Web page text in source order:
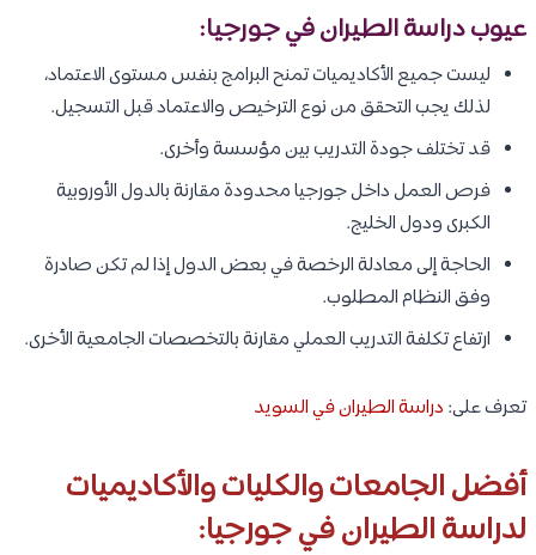
عيوب دراسة الطيران في جورجيا:
ليست جميع الأكاديميات تمنح البرامج بنفس مستوى الاعتماد،
لذلك يجب التحقق من نوع الترخيص والاعتماد قبل التسجيل.
قد تختلف جودة التدريب بين مؤسسة وأخرى.
فرص العمل داخل جورجيا محدودة مقارنة بالدول الأوروبية
الكبرى ودول الخليج.
الحاجة إلى معادلة الرخصة في بعض الدول إذا لم تكن صادرة
وفق النظام المطلوب.
ارتفاع تكلفة التدريب العملي مقارنة بالتخصصات الجامعية الأخرى.
تعرف على: دراسة الطيران في السويد
أفضل الجامعات والكليات والأكاديميات
لدراسة الطيران في جورجيا: